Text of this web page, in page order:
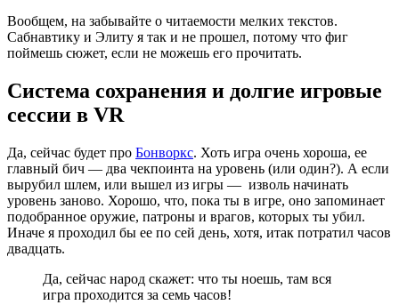
Вообщем, на забывайте о читаемости мелких текстов.
Сабнавтику и Элиту я так и не прошел, потому что фиг
поймешь сюжет, если не можешь его прочитать.
Система сохранения и долгие игровые
сессии в VR
Да, сейчас будет про Бонворкс. Хоть игра очень хороша, ее
главный бич — два чекпоинта на уровень (или один?). А если
вырубил шлем, или вышел из игры — изволь начинать
уровень заново. Хорошо, что, пока ты в игре, оно запоминает
подобранное оружие, патроны и врагов, которых ты убил.
Иначе я проходил бы ее по сей день, хотя, итак потратил часов
двадцать.
Да, сейчас народ скажет: что ты ноешь, там вся
игра проходится за семь часов!